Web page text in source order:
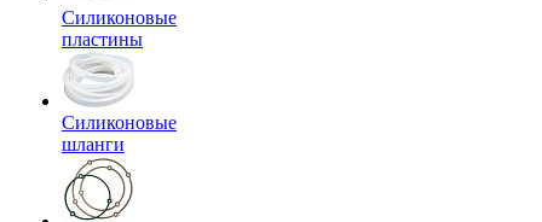
Силиконовые
пластины
Силиконовые
шланги